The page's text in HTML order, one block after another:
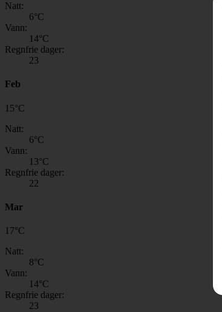
Natt:
6°C
Vann:
14°C
Regnfrie dager:
23
Feb
15°C
Natt:
6°C
Vann:
13°C
Regnfrie dager:
22
Mar
17°C
Natt:
8°C
Vann:
14°C
Regnfrie dager:
23